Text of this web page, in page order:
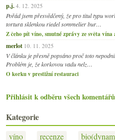
p.j. 4. 12. 2025
Pořád jsem přesvědčený, že pro titul typu
tortura sklenkou riedel sommelier bur…
Z čeho pít víno, smutné zprávy ze světa
merlot 10. 11. 2025
V článku je přesně popsáno proč toto
Problém je, že korkovou vadu nelz…
O korku v prestižní restauraci
Přihlásit k odběru všech
Kategorie
víno recenze